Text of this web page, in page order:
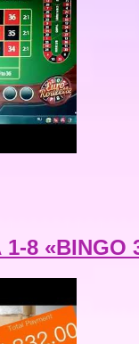
«BINGO